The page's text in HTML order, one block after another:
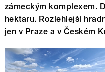
zámeckým komplexem.
hektaru. Rozlehlejší
jen v Praze a v Českém